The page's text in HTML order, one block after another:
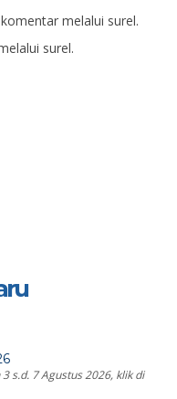
melalui surel.
surel.
s.d. 7 Agustus 2026, klik di